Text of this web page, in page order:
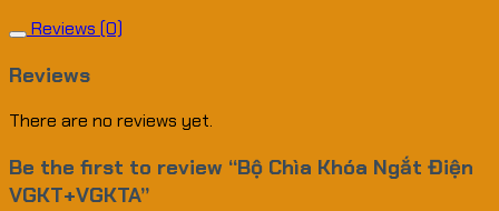
Reviews (0)
Reviews
There are no reviews yet.
Be the first to review “Bộ Chìa Khóa Ngắt Điện
VGKT+VGKTA”